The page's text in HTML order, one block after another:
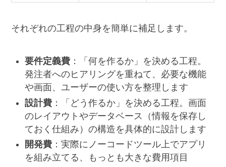
それぞれの工程の中身を簡単に補足します。
要件定義費 ：「何を作るか」を決める工程。
発注者へのヒアリングを重ねて、必要な機能
や画面、ユーザーの使い方を整理します
設計費 ：「どう作るか」を決める工程。画面
のレイアウトやデータベース（情報を保存し
ておく仕組み）の構造を具体的に設計します
開発費 ：実際にノーコードツール上でアプリ
を組み立てる、もっとも大きな費用項目